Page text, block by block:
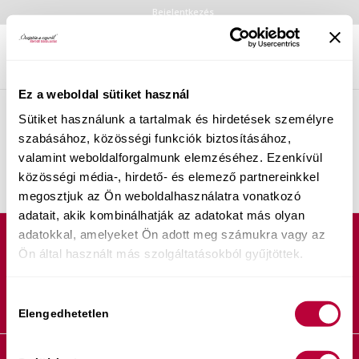
Ez a weboldal sütiket használ
Sütiket használunk a tartalmak és hirdetések személyre
szabásához, közösségi funkciók biztosításához,
valamint weboldalforgalmunk elemzéséhez. Ezenkívül
közösségi média-, hirdető- és elemező partnereinkkel
megosztjuk az Ön weboldalhasználatra vonatkozó
adatait, akik kombinálhatják az adatokat más olyan
adatokkal, amelyeket Ön adott meg számukra vagy az
Ön által használt más szolgáltatásokból gyűjtöttek.
kiválasztása
Elengedhetetlen
Bejelentkezés
[woocommerce_cart]
Liliverzum Kft. 2026 © Copyright - PoliLili, Ébredő Szexualitás - Minden